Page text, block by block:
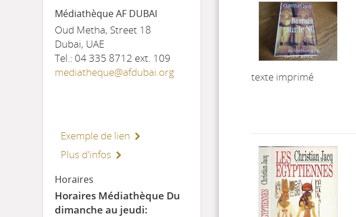
texte imprimé
Médiathèque AF DUBAI
Oud Metha, Street 18
Dubai, UAE
Tel.: 04 335 8712 ext. 109
mediatheque@afdubai.org
Exemple de lien
Plus d'infos
Horaires
Horaires Médiathèque Du
dimanche au jeudi: